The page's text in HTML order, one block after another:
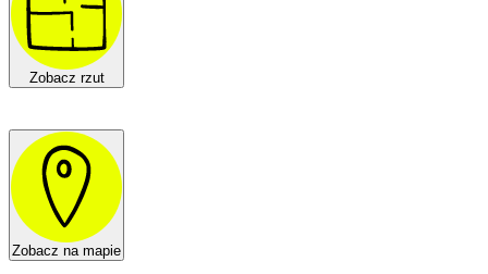
Zobacz rzut
Zobacz na mapie